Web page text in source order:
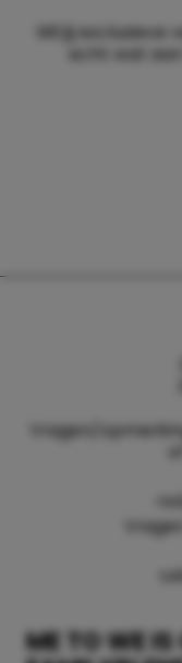
Wil jij
echt wat
ME TO WE IS
Vragen/